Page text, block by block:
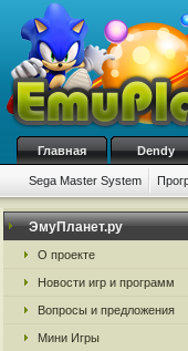
Главная Dendy
Sega Master System
ЭмуПланет.ру
О проекте
Новости игр и программ
Вопросы и предложения
Мини Игры